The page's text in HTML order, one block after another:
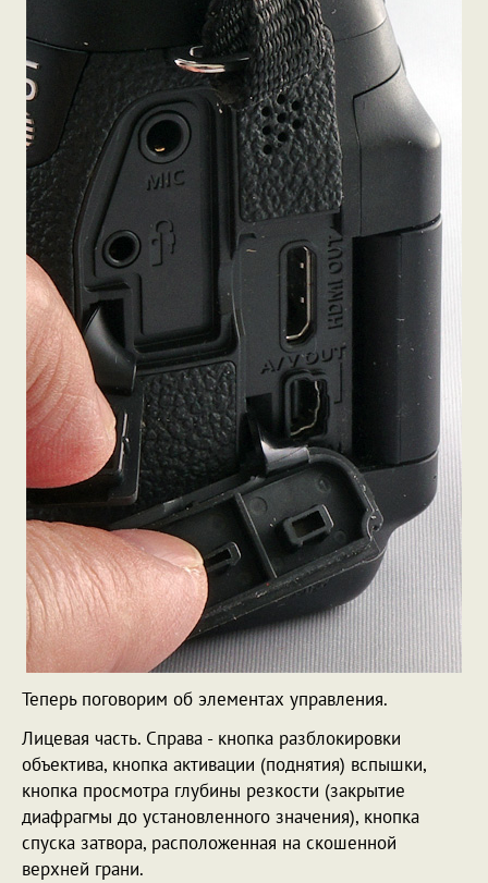
Теперь поговорим об элементах управления.
Лицевая часть. Справа - кнопка разблокировки
объектива, кнопка активации (поднятия) вспышки,
кнопка просмотра глубины резкости (закрытие
диафрагмы до установленного значения), кнопка
спуска затвора, расположенная на скошенной
верхней грани.